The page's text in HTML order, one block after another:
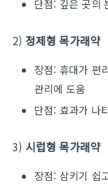
단점: 깊은 곳의
2) 정제형 목가래약
장점: 휴대가 편
관리에 도움
단점: 효과가 나
3) 시럽형 목가래약
장점: 삼키기 쉽